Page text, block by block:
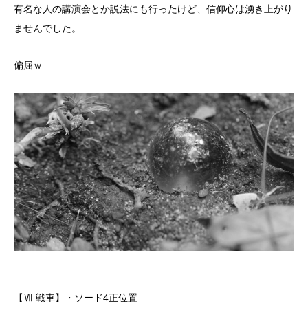
有名な人の講演会とか説法にも行ったけど、信仰心は湧き上がり
ませんでした。
偏屈ｗ
【Ⅶ 戦車】・ソード4正位置